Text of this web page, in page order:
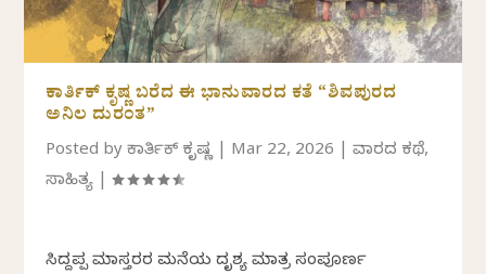
ಕಾರ್ತಿಕ್ ಕೃಷ್ಣ ಬರೆದ ಈ ಭಾನುವಾರದ ಕತೆ “ಶಿವಪುರದ
ಅನಿಲ ದುರಂತ”
Posted byಕಾರ್ತಿಕ್ ಕೃಷ್ಣ| Mar 22, 2026 |ವಾರದ ಕಥೆ,
ಸಾಹಿತ್ಯ |
ಸಿದ್ದಪ್ಪ ಮಾಸ್ತರರ ಮನೆಯ ದೃಶ್ಯ ಮಾತ್ರ ಸಂಪೂರ್ಣ